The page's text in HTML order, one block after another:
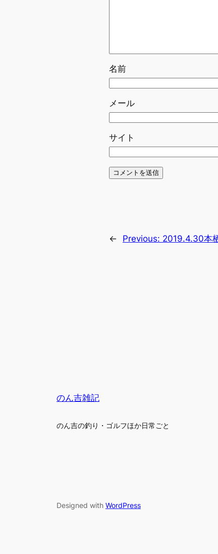
名前
メール
サイト
← Previous: 2019.4.30本
のん吉雑記
のん吉の釣り・ゴルフほか日常ごと
Designed with WordPress